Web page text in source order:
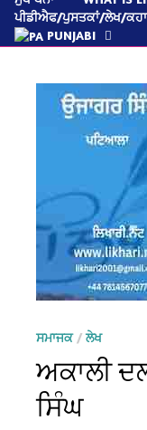
ਪੀਡੀਐਫ/ਪੁਸਤਕਾਂ/ਲੇਖ/
PUNJABI
ਸਮਾਜਕ/ਲੇਖ
ਅਕਾਲੀ
ਸਿੰਘ